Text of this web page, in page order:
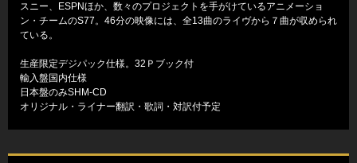
スニー、ESPNほか、数々のプロジェクトを手がけているアニメーショ
ン・チームのS77。46分の映像には、全13曲のライヴから７曲が収められ
ている。
生産限定デジパック仕様。32Ｐブック付
輸入盤国内仕様
日本盤のみSHM-CD
オリジナル・ライナー翻訳・歌詞・対訳付予定